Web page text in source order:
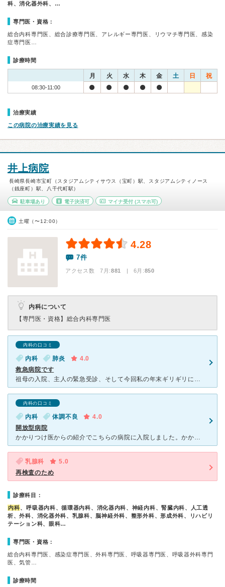
科、消化器外科、…
専門医・資格：
総合内科専門医、総合診療専門医、アレルギー専門医、リウマチ専門医、感染
症専門医…
診療時間
月 火 水 木 金 土 日 祝
08:30-11:00
治療実績
この病院の治療実績を見る
井上病院
長崎県長崎市宝町（スタジアムシティサウス（宝町）駅、スタジアムシティノース
（銭座町）駅、八千代町駅）
駐車場あり 電子決済可 マイナ受付 (スマホ可)
土曜（〜12:00）
4.28
7件
アクセス数 7月:881 | 6月:850
内科について
【専門医・資格】 総合内科専門医
内科の口コミ
内科 肺炎
4.0
救急病院です
祖母の入院、主人の緊急受診、そして今回私の年末ギリギリに発症した肺炎の治療で通院致しました。基本、紹介状持参や救急車からの受診になり私は紹介状を持って診察していただきました。肺炎で点滴治療中にかかりつ
内科の口コミ
内科 体調不良
4.0
開放型病院
かかりつけ医からの紹介でこちらの病院に入院しました。かかりつけの先生から病気の状況を井上病気の先生へ情報を提供することで、充実した医療が受けられます。長崎で初めて開放型病院として県から認可を受けたと病
乳腺科
5.0
再検査のため
診療科目：
内科、呼吸器内科、循環器内科、消化器内科、神経内科、腎臓内科、人工透
析、外科、消化器外科、乳腺科、脳神経外科、整形外科、形成外科、リハビリ
テーション科、眼科…
専門医・資格：
総合内科専門医、感染症専門医、外科専門医、呼吸器専門医、呼吸器外科専門
医、気管…
診療時間